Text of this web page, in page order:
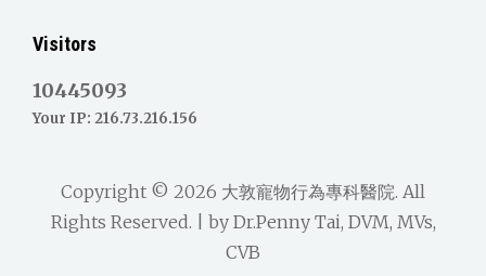
Visitors
10445093
Your IP: 216.73.216.156
Copyright © 2026 大敦寵物行為專科醫院. All
Rights Reserved. | by Dr.Penny Tai, DVM, MVs,
CVB